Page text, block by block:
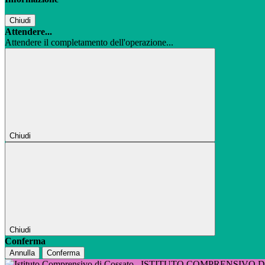
Chiudi
Attendere...
Attendere il completamento dell'operazione...
Chiudi
Chiudi
Conferma
Annulla Conferma